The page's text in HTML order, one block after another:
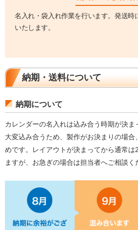
名入れ・袋入れ作業を行います。発送時
いたします。
納期・送料について
納期について
カレンダーの名入れは込み合う時期が決
大変込み合うため、製作がお決まりの場合
めです。レイアウトが決まってから通常は
ますが、お急ぎの場合は担当者へご相談く